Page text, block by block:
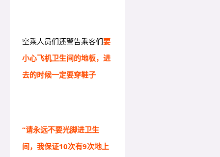
空乘人员们还警告乘客们要
小心飞机卫生间的地板，进
去的时候一定要穿鞋子
“请永远不要光脚进卫生
间，我保证10次有9次地上